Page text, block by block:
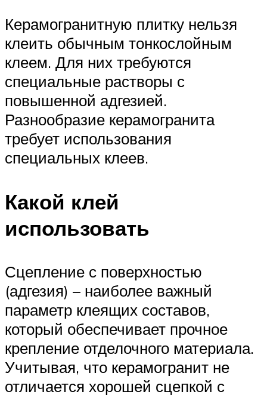
Керамогранитную плитку нельзя
клеить обычным тонкослойным
клеем. Для них требуются
специальные растворы с
повышенной адгезией.
Разнообразие керамогранита
требует использования
специальных клеев.
Какой клей
использовать
Сцепление с поверхностью
(адгезия) – наиболее важный
параметр клеящих составов,
который обеспечивает прочное
крепление отделочного материала.
Учитывая, что керамогранит не
отличается хорошей сцепкой с